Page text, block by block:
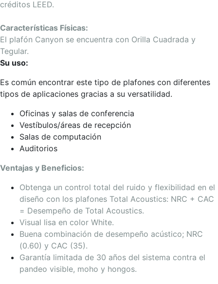
créditos LEED.
Características Físicas:
El plafón Canyon se encuentra con Orilla Cuadrada y
Tegular.
Su uso:
Es común encontrar este tipo de plafones con diferentes
tipos de aplicaciones gracias a su versatilidad.
Oficinas y salas de conferencia
Vestíbulos/áreas de recepción
Salas de computación
Auditorios
Ventajas y Beneficios:
Obtenga un control total del ruido y flexibilidad en el
diseño con los plafones Total Acoustics: NRC + CAC
= Desempeño de Total Acoustics.
Visual lisa en color White.
Buena combinación de desempeño acústico; NRC
(0.60) y CAC (35).
Garantía limitada de 30 años del sistema contra el
pandeo visible, moho y hongos.